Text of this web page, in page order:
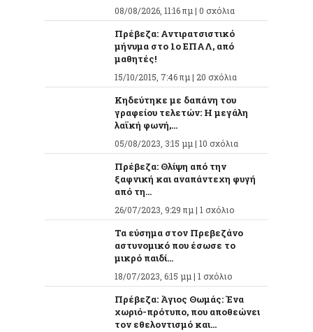
08/08/2026, 11:16 πμ | 0 σχόλια
Πρέβεζα: Αντιρατσιστικό
μήνυμα στο 1ο ΕΠΑΛ, από
μαθητές!
15/10/2015, 7:46 πμ | 20 σχόλια
Κηδεύτηκε με δαπάνη του
γραφείου τελετών: Η μεγάλη
λαϊκή φωνή,...
05/08/2023, 3:15 μμ | 10 σχόλια
Πρέβεζα: Θλίψη από την
ξαφνική και αναπάντεχη φυγή
από τη...
26/07/2023, 9:29 πμ | 1 σχόλιο
Τα εύσημα στον Πρεβεζάνο
αστυνομικό που έσωσε το
μικρό παιδί...
18/07/2023, 6:15 μμ | 1 σχόλιο
Πρέβεζα: Άγιος Θωμάς: Ένα
χωριό-πρότυπο, που αποθεώνει
τον εθελοντισμό και...